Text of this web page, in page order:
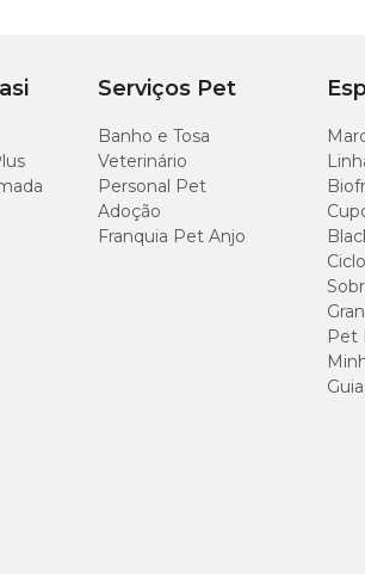
a longo prazo, sem muito esforço.
não se esqueça de ter um pote de
evita arranhões.
superfícies mais sensíveis, por isso é
Serviços Pet
Banho e Tosa
Veterinário
Personal Pet
Adoção
Franquia Pet Anjo
Pet